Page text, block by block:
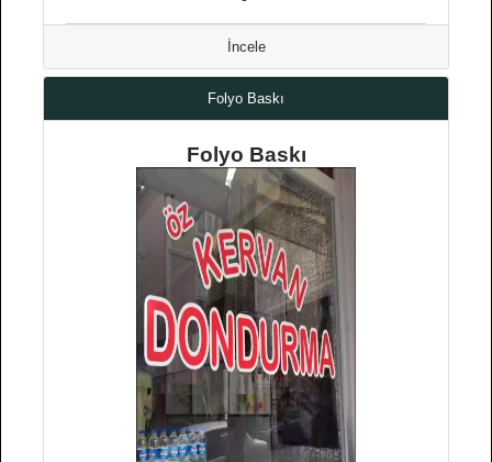
İncele
Folyo Baskı
Folyo Baskı